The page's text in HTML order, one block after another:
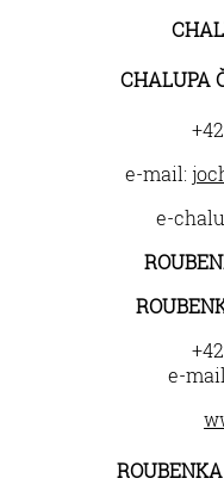
CHALUPA
e-mail:
e-
e-